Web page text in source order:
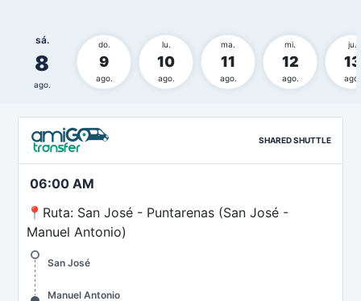
sá.
8
ago.
do.
9
ago.
lu.
10
ago.
ma.
11
ago.
mi.
12
ago.
ju.
13
ago.
SHARED SHUTTLE
06:00 AM
📍Ruta: San José - Puntarenas (San José -
Manuel Antonio)
San José
Manuel Antonio